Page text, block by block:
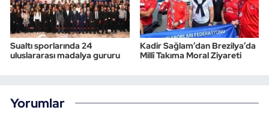
Sualtı sporlarında 24
uluslararası madalya gururu
Kadir Sağlam’dan Brezilya’da
Millî Takıma Moral Ziyareti
Yorumlar